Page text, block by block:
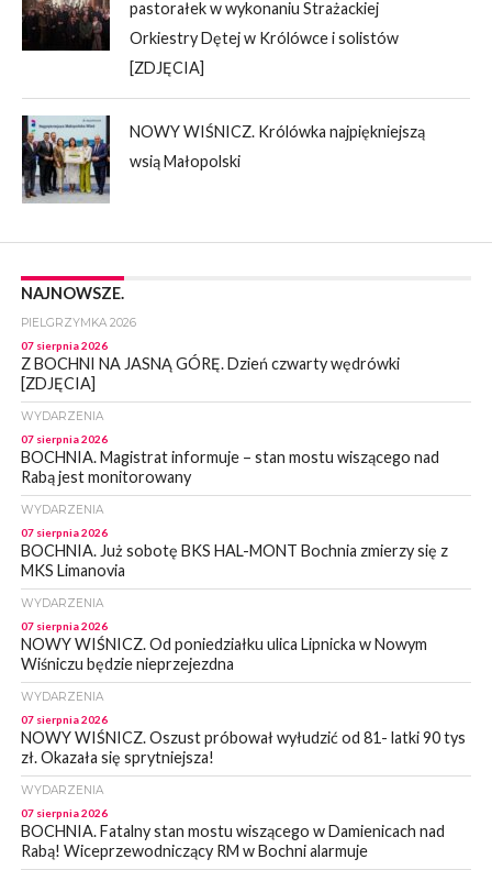
pastorałek w wykonaniu Strażackiej
Orkiestry Dętej w Królówce i solistów
[ZDJĘCIA]
NOWY WIŚNICZ. Królówka najpiękniejszą
wsią Małopolski
NAJNOWSZE.
PIELGRZYMKA 2026
07 sierpnia 2026
Z BOCHNI NA JASNĄ GÓRĘ. Dzień czwarty wędrówki
[ZDJĘCIA]
WYDARZENIA
07 sierpnia 2026
BOCHNIA. Magistrat informuje – stan mostu wiszącego nad
Rabą jest monitorowany
WYDARZENIA
07 sierpnia 2026
BOCHNIA. Już sobotę BKS HAL-MONT Bochnia zmierzy się z
MKS Limanovia
WYDARZENIA
07 sierpnia 2026
NOWY WIŚNICZ. Od poniedziałku ulica Lipnicka w Nowym
Wiśniczu będzie nieprzejezdna
WYDARZENIA
07 sierpnia 2026
NOWY WIŚNICZ. Oszust próbował wyłudzić od 81- latki 90 tys
zł. Okazała się sprytniejsza!
WYDARZENIA
07 sierpnia 2026
BOCHNIA. Fatalny stan mostu wiszącego w Damienicach nad
Rabą! Wiceprzewodniczący RM w Bochni alarmuje